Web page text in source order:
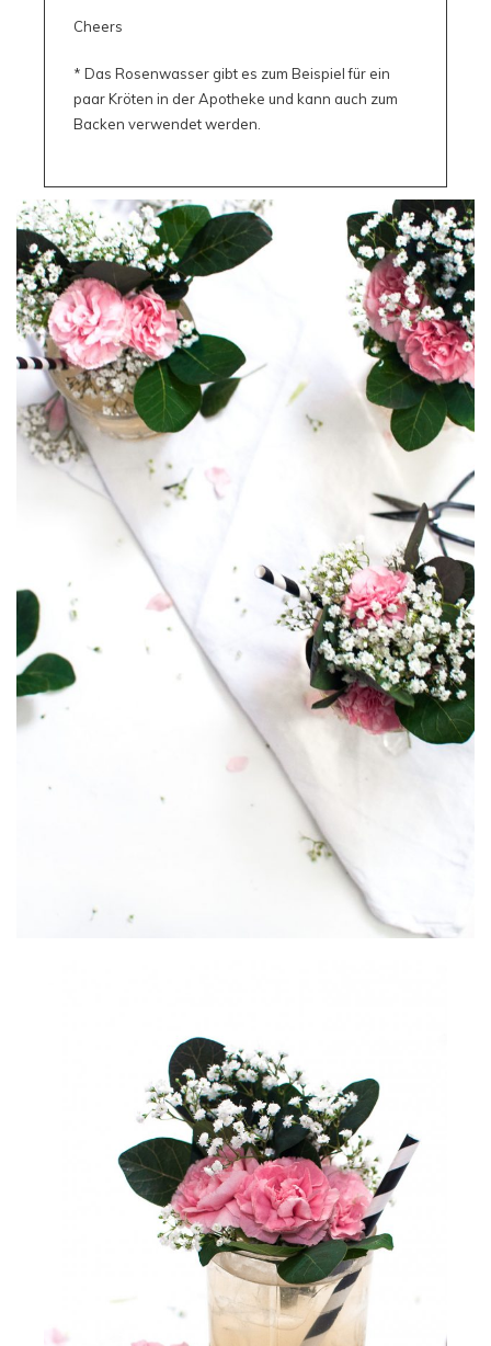
Cheers
* Das Rosenwasser gibt es zum Beispiel für ein
paar Kröten in der Apotheke und kann auch zum
Backen verwendet werden.